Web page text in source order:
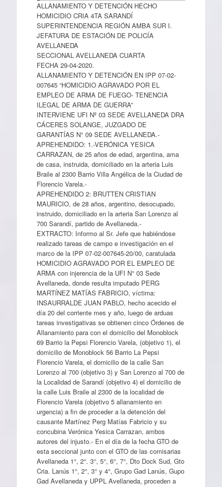
ALLANAMIENTO Y DETENCIÓN HECHO
HOMICIDIO CRIA 4TA SARANDÍ
SUPERINTENDENCIA REGIÓN AMBA SUR I.
JEFATURA DE ESTACIÓN DE POLICÍA
AVELLANEDA
SECCIONAL AVELLANEDA CUARTA
FECHA 29-04-2020.
ALLANAMIENTO Y DETENCIÓN EN IPP 07-02-
007645 “HOMICIDIO AGRAVADO POR EL
EMPLEO DE ARMA DE FUEGO- TENENCIA
ILEGAL DE ARMA DE GUERRA”
INTERVIENE UFI Nº 03 SEDE AVELLANEDA DRA
CÁCERES SOLANGE, JUZGADO DE
GARANTÍAS N° 09 SEDE AVELLANEDA.-
APREHENDIDO: 1.-VERÓNICA YESICA
CARRAZAN, de 25 años de edad, argentina, ama
de casa, instruida, domiciliado en la arteria Luis
Braile al 2300 Barrio Villa Angélica de la Ciudad de
Florencio Varela.-
APREHENDIDO 2: BRUTTEN CRISTIAN
MAURICIO, de 28 años, argentino, desocupado,
instruido, domiciliado en la arteria San Lorenzo al
700 Sarandí, partido de Avellaneda.-
EXTRACTO: Informo al Sr. Jefe que habiéndose
realizado tareas de campo e investigación en el
marco de la IPP 07-02-007645-20/00, caratulada
HOMICIDIO AGRAVADO POR EL EMPLEO DE
ARMA con injerencia de la UFI N° 03 Sede
Avellaneda, donde resulta imputado PERG
MARTÍNEZ MATÍAS FABRICIO, víctima:
INSAURRALDE JUAN PABLO, hecho acecido el
día 20 del corriente mes y año, luego de arduas
tareas investigativas se obtienen cinco Órdenes de
Allanamiento para con el domicilio del Monoblock
69 Barrio la Pepsi Florencio Varela, (objetivo 1), el
domicilio de Monoblock 56 Barrio La Pepsi
Florencio Varela, el domicilio de la calle San
Lorenzo al 700 (objetivo 3) y San Lorenzo al 700 de
la Localidad de Sarandí (objetivo 4) el domicilio de
la calle Luis Braile al 2300 de la localidad de
Florencio Varela (objetivo 5 allanamiento en
urgencia) a fin de proceder a la detención del
causante Martínez Perg Matías Fabricio y su
concubina Verónica Yesica Carrazan, ambos
autores del injusto.- En el día de la fecha GTO de
esta seccional junto con el GTO de las comisarias
Avellaneda 1°, 2°. 3°, 5°, 6°, 7°, Dto Dock Sud, Gto
Cria. Lanús 1°, 2°, 3° y 4°, Grupo Gad Lanús, Gupo
Gad Avellaneda y UPPL Avellaneda, proceden a